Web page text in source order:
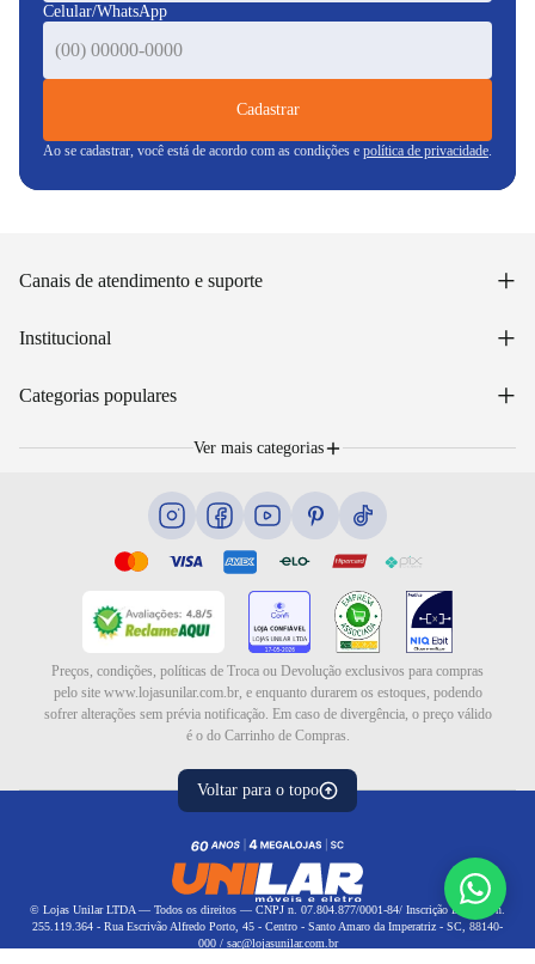
Celular/WhatsApp
Cadastrar
Ao se cadastrar, você está de acordo com as condições e política de privacidade.
Canais de atendimento e suporte +
Acompanhar pedido
Email: sac@lojasunilar.com.br
Institucional +
Política de entregas
Portal de Vagas
Categorias populares +
Ver mais categorias
Preços, condições, políticas de Troca ou Devolução exclusivos para compras
pelo site www.lojasunilar.com.br, e enquanto durarem os estoques, podendo
sofrer alterações sem prévia notificação. Em caso de divergência, o preço válido
é o do Carrinho de Compras.
Voltar para o topo
© Lojas Unilar LTDA — Todos os direitos — CNPJ n. 07.804.877/0001-84/ Inscrição Estadual n.
255.119.364 - Rua Escrivão Alfredo Porto, 45 - Centro - Santo Amaro da Imperatriz - SC, 88140-
000 / sac@lojasunilar.com.br